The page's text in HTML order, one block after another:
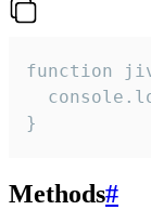
function
}
Methods#